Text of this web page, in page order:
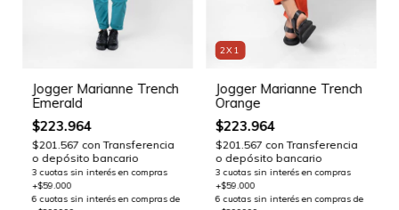
Jogger Marianne Trench
Emerald
$223.964
$201.567 con Transferencia
o depósito bancario
2X1
Jogger Marianne Trench
Orange
$223.964
$201.567 con Transferencia
o depósito bancario